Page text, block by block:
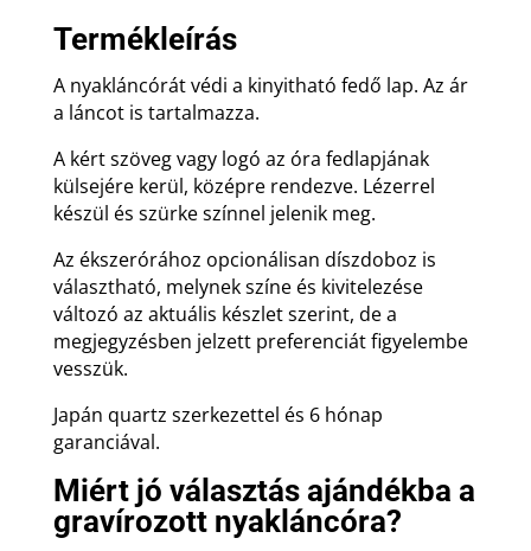
Termékleírás
A nyakláncórát védi a kinyitható fedő lap. Az ár
a láncot is tartalmazza.
A kért szöveg vagy logó az óra fedlapjának
külsejére kerül, középre rendezve. Lézerrel
készül és szürke színnel jelenik meg.
Az ékszerórához opcionálisan díszdoboz is
választható, melynek színe és kivitelezése
változó az aktuális készlet szerint, de a
megjegyzésben jelzett preferenciát figyelembe
vesszük.
Japán quartz szerkezettel és 6 hónap
garanciával.
Miért jó választás ajándékba a
gravírozott nyakláncóra?